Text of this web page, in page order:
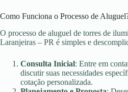
Como Funciona o Processo de
O processo de aluguel de torres de
Laranjeiras – PR é simples e
Consulta Inicial: Entre em
discutir suas necessidades
cotação personalizada.